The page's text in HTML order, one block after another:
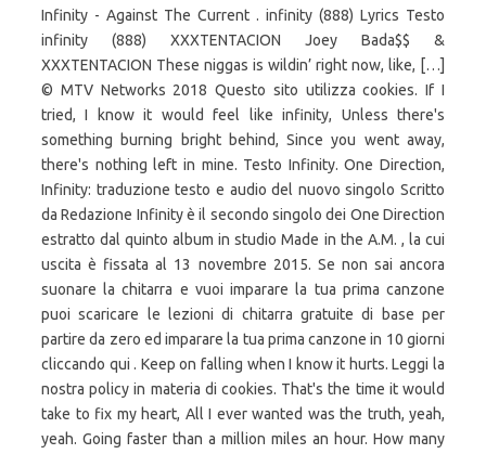
Infinity - Against The Current . infinity (888) Lyrics Testo
infinity (888) XXXTENTACION Joey Bada$$ &
XXXTENTACION These niggas is wildin’ right now, like, […]
© MTV Networks 2018 Questo sito utilizza cookies. If I
tried, I know it would feel like infinity, Unless there's
something burning bright behind, Since you went away,
there's nothing left in mine. Testo Infinity. One Direction,
Infinity: traduzione testo e audio del nuovo singolo Scritto
da Redazione Infinity è il secondo singolo dei One Direction
estratto dal quinto album in studio Made in the A.M. , la cui
uscita è fissata al 13 novembre 2015. Se non sai ancora
suonare la chitarra e vuoi imparare la tua prima canzone
puoi scaricare le lezioni di chitarra gratuite di base per
partire da zero ed imparare la tua prima canzone in 10 giorni
cliccando qui . Keep on falling when I know it hurts. Leggi la
nostra policy in materia di cookies. That's the time it would
take to fix my heart, All I ever wanted was the truth, yeah,
yeah. Going faster than a million miles an hour. How many